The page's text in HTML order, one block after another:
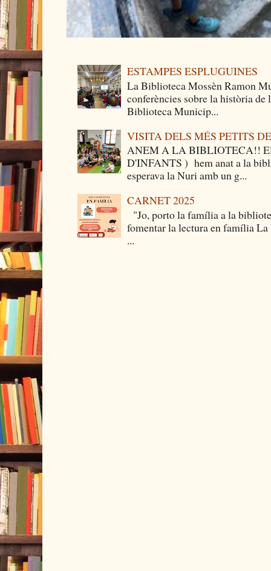
ESTAMPES ESPLUGUINES
La Biblioteca Mossèn Ramon
conferències sobre la història
Biblioteca Municip...
VISITA DELS MÉS PETITS
ANEM A LA BIBLIOTECA!!
D'INFANTS ) hem anat a la
esperava la Nuri amb un g...
CARNET 2025
"Jo, porto la família a la
fomentar la lectura en família
...